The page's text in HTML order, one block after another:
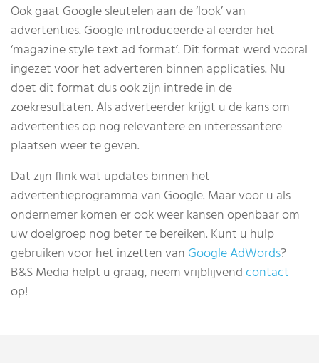
Ook gaat Google sleutelen aan de ‘look’ van
advertenties. Google introduceerde al eerder het
‘magazine style text ad format’. Dit format werd vooral
ingezet voor het adverteren binnen applicaties. Nu
doet dit format dus ook zijn intrede in de
zoekresultaten. Als adverteerder krijgt u de kans om
advertenties op nog relevantere en interessantere
plaatsen weer te geven.
Dat zijn flink wat updates binnen het
advertentieprogramma van Google. Maar voor u als
ondernemer komen er ook weer kansen openbaar om
uw doelgroep nog beter te bereiken. Kunt u hulp
gebruiken voor het inzetten van Google AdWords?
B&S Media helpt u graag, neem vrijblijvendcontact
op!